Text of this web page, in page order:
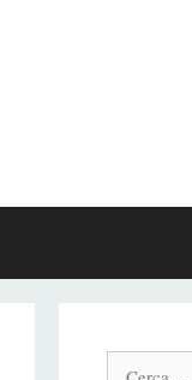
Cerca: